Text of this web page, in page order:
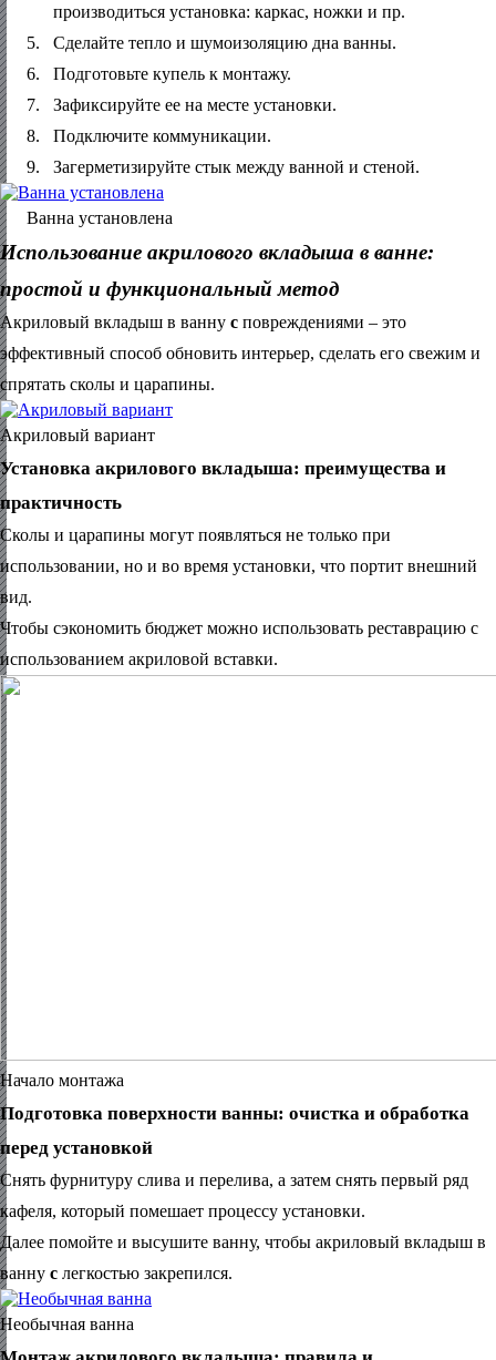
производиться установка: каркас, ножки и пр.
5.
Сделайте тепло и шумоизоляцию дна ванны.
6.
Подготовьте купель к монтажу.
7.
Зафиксируйте ее на месте установки.
8.
Подключите коммуникации.
9.
Загерметизируйте стык между ванной и стеной.
Ванна установлена
Использование акрилового вкладыша в ванне:
простой и функциональный метод
Акриловый вкладыш в ванну с повреждениями – это
эффективный способ обновить интерьер, сделать его свежим и
спрятать сколы и царапины.
Акриловый вариант
Установка акрилового вкладыша: преимущества и
практичность
Сколы и царапины могут появляться не только при
использовании, но и во время установки, что портит внешний
вид.
Чтобы сэкономить бюджет можно использовать реставрацию с
использованием акриловой вставки.
Начало монтажа
Подготовка поверхности ванны: очистка и обработка
перед установкой
Снять фурнитуру слива и перелива, а затем снять первый ряд
кафеля, который помешает процессу установки.
Далее помойте и высушите ванну, чтобы акриловый вкладыш в
ванну с легкостью закрепился.
Необычная ванна